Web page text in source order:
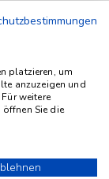
an
platzieren, um
anzuzeigen und
weitere
Sie die